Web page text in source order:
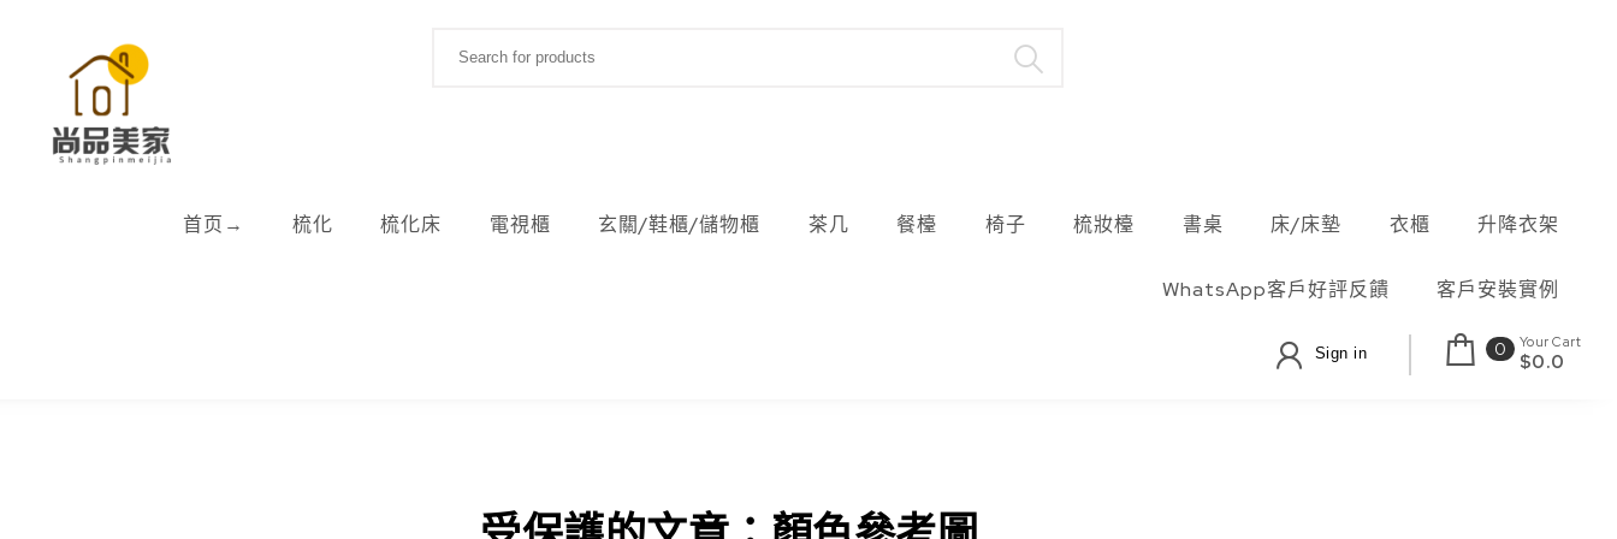
首页→ 梳化 梳化床 電視櫃 玄關/鞋櫃/儲物櫃 茶几 餐檯 椅子 梳妝檯 書桌 床/床墊 衣櫃 升降衣架
WhatsApp客戶好評反饋 客戶安裝實例
Sign in 0 Your Cart
$0.0